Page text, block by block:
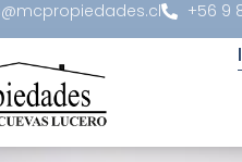
+56 9